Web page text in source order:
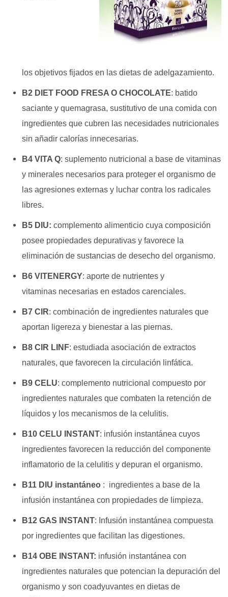
los objetivos fijados en las dietas de adelgazamiento.
B2 DIET FOOD FRESA O CHOCOLATE: batido
saciante y quemagrasa, sustitutivo de una comidacon
ingredientes que cubren las necesidades nutricionales
sin añadir calorías innecesarias.
B4 VITA Q: suplemento nutricional a base de vitaminas
y minerales necesarios para proteger el organismo de
las agresionesexternas y luchar contra los radicales
libres.
B5 DIU: complemento alimenticio cuya composición
posee propiedadesdepurativas y favorece la
eliminación de sustancias de desechodel organismo.
B6 VITENERGY: aporte de nutrientes y
vitaminas necesarias en estados carenciales.
B7 CIR: combinación de ingredientes naturales que
aportan ligereza y bienestar a las piernas.
B8 CIR LINF: estudiada asociación de extractos
naturales,que favorecen la circulación linfática.
B9 CELU:complemento nutricional compuesto por
ingredientes naturales que combaten la retención de
líquidos y los mecanismos de la celulitis.
B10 CELU INSTANT: infusión instantánea cuyos
ingredientes favorecen la reducción del componente
inflamatoriode la celulitis y depuran el organismo.
B11 DIU instantáneo : ingredientes a base de la
infusión instantánea con propiedades de limpieza.
B12 GAS INSTANT: Infusión instantánea compuesta
por ingredientes que facilitan las digestiones.
B14 OBE INSTANT: infusión instantánea con
ingredientes naturales que potencian la depuración del
organismo yson coadyuvantes en dietas de